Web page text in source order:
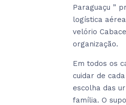
Paraguaçu ”
logística
velório
organização.
Em todos os
cuidar de
escolha das
família. O